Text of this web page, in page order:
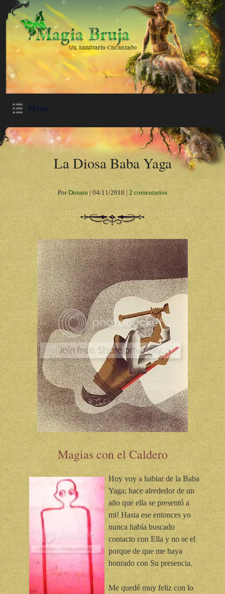
Menu
La Diosa Baba Yaga
PorDnnara | 04/11/2010 | 2 comentarios
Magias con el Caldero
Hoy voy a hablar de la Baba
Yaga; hace alrededor de un
año que ella se presentó a
mi! Hasta ese entonces yo
nunca había buscado
contacto con Ella y no se el
porque de que me haya
honrado con Su presencia.
Me quedé muy feliz con lo